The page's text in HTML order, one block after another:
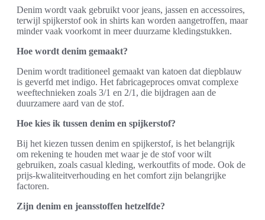
Denim wordt vaak gebruikt voor jeans, jassen en accessoires,
terwijl spijkerstof ook in shirts kan worden aangetroffen, maar
minder vaak voorkomt in meer duurzame kledingstukken.
Hoe wordt denim gemaakt?
Denim wordt traditioneel gemaakt van katoen dat diepblauw
is geverfd met indigo. Het fabricageproces omvat complexe
weeftechnieken zoals 3/1 en 2/1, die bijdragen aan de
duurzamere aard van de stof.
Hoe kies ik tussen denim en spijkerstof?
Bij het kiezen tussen denim en spijkerstof, is het belangrijk
om rekening te houden met waar je de stof voor wilt
gebruiken, zoals casual kleding, werkoutfits of mode. Ook de
prijs-kwaliteitverhouding en het comfort zijn belangrijke
factoren.
Zijn denim en jeansstoffen hetzelfde?